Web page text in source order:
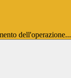
dell'operazione...